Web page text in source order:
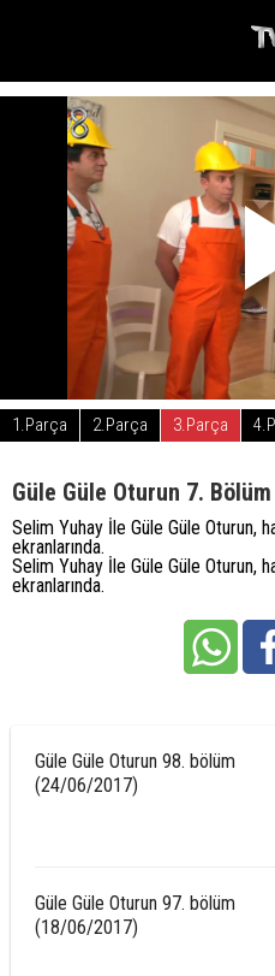
1.Parça 2.Parça 3.Parça
Güle Güle Oturun 7.
Selim Yuhay İle Güle Güle Oturun,
ekranlarında.
Selim Yuhay İle Güle Güle Oturun,
ekranlarında.
Güle Güle Oturun 98. bölüm
(24/06/2017)
Güle Güle Oturun 97. bölüm
(18/06/2017)